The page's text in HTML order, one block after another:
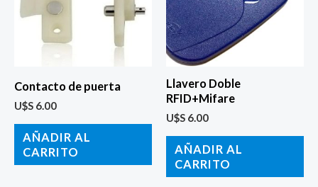
Contacto de puerta
U$S 6.00
AÑADIR AL
CARRITO
Llavero Doble
RFID+Mifare
U$S 6.00
AÑADIR AL
CARRITO